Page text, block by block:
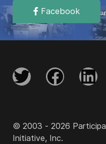
Facebook
© 2003 - 2026
Initiative, Inc.